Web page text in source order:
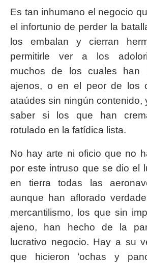
Es tan inhumano el negocio
el infortunio de perder la
los embalan y cierran
permitirle ver a los
muchos de los cuales han
ajenos, o en el peor de los
ataúdes sin ningún contenido,
saber si los que han
rotulado en la fatídica lista.
No hay arte ni oficio que no
por este intruso que se dio el
en tierra todas las
aunque han aflorado
mercantilismo, los que sin
ajeno, han hecho de la
lucrativo negocio. Hay a su
que hicieron ‘ochas y